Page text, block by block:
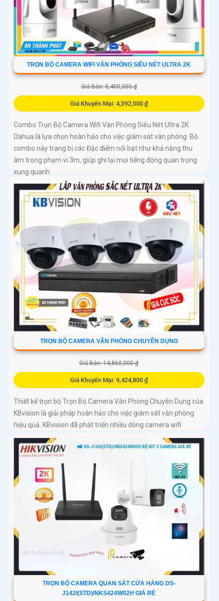
TRỌN BỘ CAMERA WIFI VĂN PHÒNG SIÊU NÉT ULTRA 2K
Giá Bán: 5,400,000 ₫
Giá Khuyến Mại: 4,392,000 ₫
Combo Trọn Bộ Camera Wifi Văn Phòng Siêu Nét Ultra 2K
Dahua là lựa chọn hoàn hảo cho việc giám sát văn phòng. Bộ
combo này trang bị các Đặc điểm nổi bật như khả năng thu
âm trong phạm vi 3m, giúp ghi lại mọi tiếng động quan trọng
xung quanh
TRỌN BỘ CAMERA VĂN PHÒNG CHUYÊN DỤNG
Giá Bán: 14,860,000 ₫
Giá Khuyến Mại: 9,424,800 ₫
Thiết kế trọn bộ Trọn Bộ Camera Văn Phòng Chuyên Dụng của
KBvision là giải pháp hoàn hảo cho việc giám sát văn phòng
hiệu quả. KBvision đã phát triển nhiều dòng camera wifi
thông...
TRỌN BỘ CAMERA QUAN SÁT CỬA HÀNG DS-
J142I(STD)/NKS424W02H GIÁ RẺ